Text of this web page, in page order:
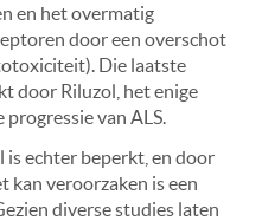
en het overmatig
door een overschot
Die laatste
door Riluzol, het enige
van ALS.
echter beperkt, en door
kan veroorzaken is een
diverse studies laten